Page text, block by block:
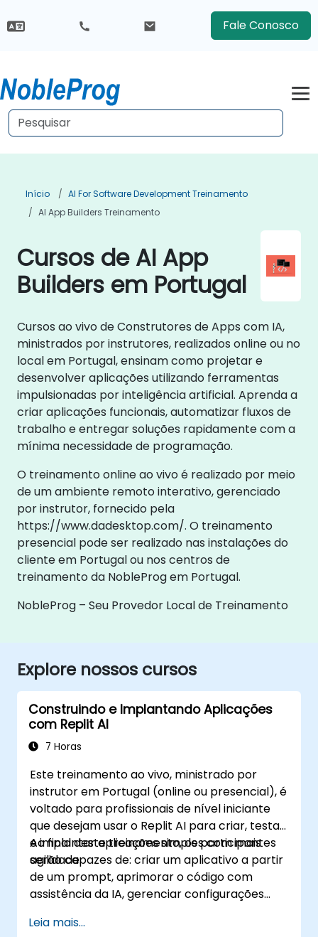
Fale Conosco
Início
AI For Software Development Treinamento
AI App Builders Treinamento
Cursos de AI App
Builders em Portugal
Cursos ao vivo de Construtores de Apps com IA,
ministrados por instrutores, realizados online ou no
local em Portugal, ensinam como projetar e
desenvolver aplicações utilizando ferramentas
impulsionadas por inteligência artificial. Aprenda a
criar aplicações funcionais, automatizar fluxos de
trabalho e entregar soluções rapidamente com a
mínima necessidade de programação.
O treinamento online ao vivo é realizado por meio
de um ambiente remoto interativo, gerenciado
por instrutor, fornecido pela
https://www.dadesktop.com/. O treinamento
presencial pode ser realizado nas instalações do
cliente em Portugal ou nos centros de
treinamento da NobleProg em Portugal.
NobleProg – Seu Provedor Local de Treinamento
Explore nossos cursos
Construindo e Implantando Aplicações
com Replit AI
7 Horas
Este treinamento ao vivo, ministrado por
instrutor em Portugal (online ou presencial), é
voltado para profissionais de nível iniciante
que desejam usar o Replit AI para criar, testar
e implantar aplicações simples com mais
agilidade.
Ao final deste treinamento, os participantes
serão capazes de: criar um aplicativo a partir
de um prompt, aprimorar o código com
assistência da IA, gerenciar configurações
funcional.
Leia mais...